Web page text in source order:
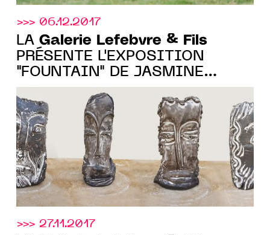
>>> 06.12.2017
LA Galerie Lefebvre & Fils
PRÉSENTE L'EXPOSITION
"FOUNTAIN" DE JASMINE
LITTLE
>>> 27.11.2017